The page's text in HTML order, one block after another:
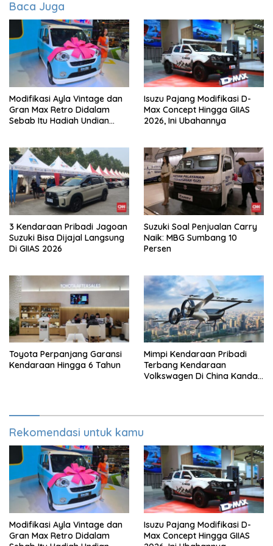
Baca Juga
Modifikasi Ayla Vintage dan
Gran Max Retro Didalam
Sebab Itu Hadiah Undian
Isuzu Pajang Modifikasi D-
Max Concept Hingga GIIAS
2026, Ini Ubahannya
3 Kendaraan Pribadi Jagoan
Suzuki Bisa Dijajal Langsung
Di GIIAS 2026
Suzuki Soal Penjualan Carry
Naik: MBG Sumbang 10
Persen
Toyota Perpanjang Garansi
Kendaraan Hingga 6 Tahun
Mimpi Kendaraan Pribadi
Terbang Kendaraan
Volkswagen Di China Kandas
Rekomendasi untuk kamu
Modifikasi Ayla Vintage dan
Gran Max Retro Didalam
Isuzu Pajang Modifikasi D-
Max Concept Hingga GIIAS